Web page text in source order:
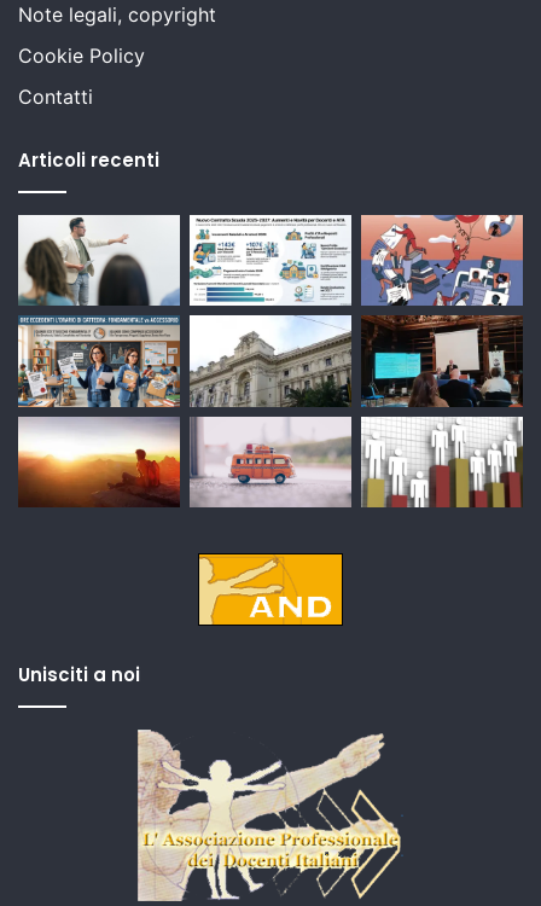
Note legali, copyright
Cookie Policy
Contatti
Articoli recenti
Unisciti a noi